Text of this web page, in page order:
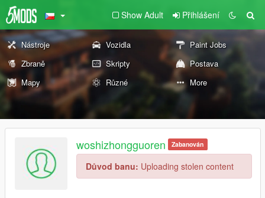
Show Adult Přihlášení
Nástroje Vozidla
Paint Jobs
Zbraně
Skripty
Postava
Mapy
Různé More
woshizhongguoren Zabanován
Důvod banu: Uploading stolen content